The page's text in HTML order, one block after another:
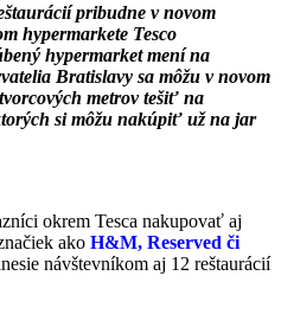
pribudne v novom
hypermarkete Tesco
hypermarket mení na
Bratislavy sa môžu v novom
metrovtešiť na
si môžu nakúpiť už na jar
okrem Tesca nakupovať aj
ako H&M, Reserved či
návštevníkom aj 12 reštaurácií